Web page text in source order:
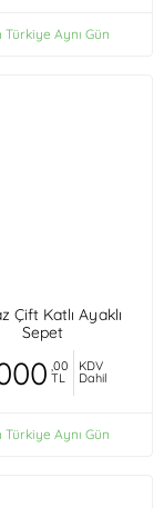
Türkiye Aynı Gün
Çift Katlı Ayaklı
Sepet
,00
TL
KDV
Dahil
Türkiye Aynı Gün